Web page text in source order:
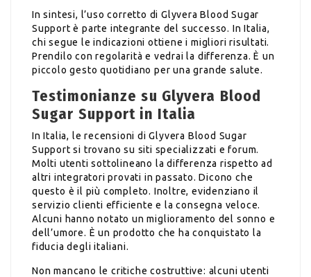
In sintesi, l’uso corretto di Glyvera Blood Sugar
Support è parte integrante del successo. In Italia,
chi segue le indicazioni ottiene i migliori risultati.
Prendilo con regolarità e vedrai la differenza. È un
piccolo gesto quotidiano per una grande salute.
Testimonianze su Glyvera Blood
Sugar Support in Italia
In Italia, le recensioni di Glyvera Blood Sugar
Support si trovano su siti specializzati e forum.
Molti utenti sottolineano la differenza rispetto ad
altri integratori provati in passato. Dicono che
questo è il più completo. Inoltre, evidenziano il
servizio clienti efficiente e la consegna veloce.
Alcuni hanno notato un miglioramento del sonno e
dell’umore. È un prodotto che ha conquistato la
fiducia degli italiani.
Non mancano le critiche costruttive: alcuni utenti